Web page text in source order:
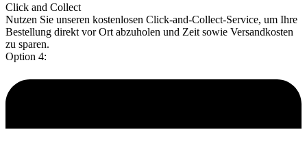
Click and Collect
Nutzen Sie unseren kostenlosen Click-and-Collect-Service, um Ihre
Bestellung direkt vor Ort abzuholen und Zeit sowie Versandkosten
zu sparen.
Option 4: